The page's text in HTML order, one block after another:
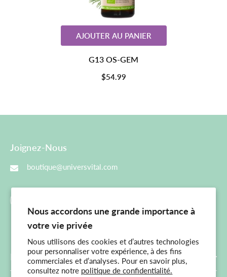
Nous accordons une grande importance à
votre vie privée
Nous utilisons des cookies et d’autres technologies
pour personnaliser votre expérience, à des fins
commerciales et d’analyses. Pour en savoir plus,
consultez notre politique de confidentialité.
AJOUTER AU PANIER
G13 OS-GEM
$54.99
Joignez-Nous
boutique@universvital.com
Menu Principal